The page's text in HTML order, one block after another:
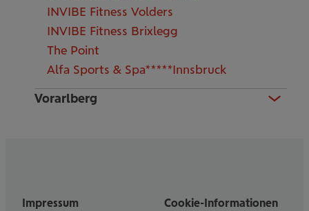
INVIBE Fitness Volders
INVIBE Fitness Brixlegg
The Point
Alfa Sports & Spa*****Innsbruck
Vorarlberg
Impressum Cookie-Informationen